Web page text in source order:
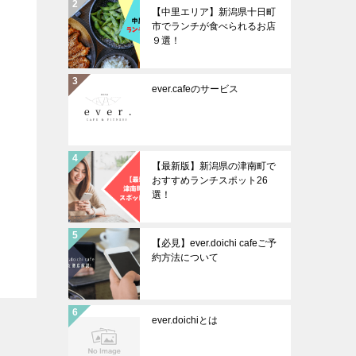
【中里エリア】新潟県十日町
市でランチが食べられるお店
９選！
ever.cafeのサービス
【最新版】新潟県の津南町で
おすすめランチスポット26
選！
【必見】ever.doichi cafeご予
約方法について
ever.doichiとは